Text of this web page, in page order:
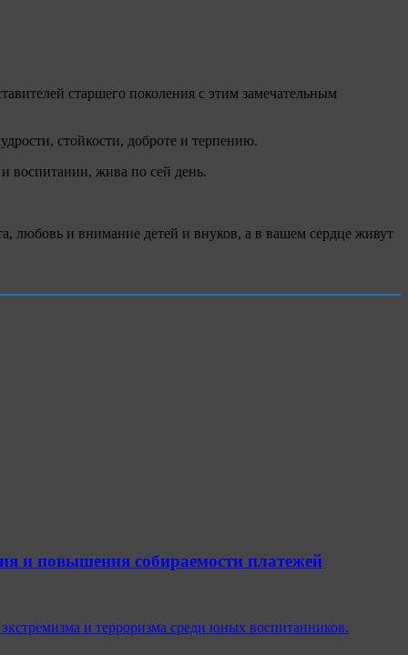
старшего поколения с этим замечательным
стойкости, доброте и терпению.
воспитании, жива по сей день.
любовь и внимание детей и внуков, а в вашем сердце живут
и повышения собираемости платежей
и терроризма среди юных воспитанников.